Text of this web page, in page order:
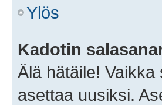
Ylös
Kadotin
Älä hätäile!
asettaa uusiksi.